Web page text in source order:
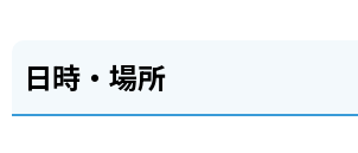
日時・場所